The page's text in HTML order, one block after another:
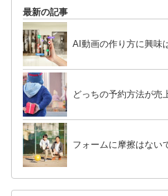
最新の記事
AI動画の作り方に興味
どっちの予約方法が売
フォームに摩擦はない